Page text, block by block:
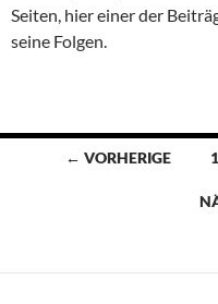
Seiten, hier einer der
seine Folgen.
← VORHERIGE 1